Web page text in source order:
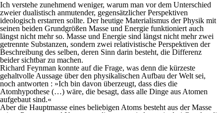
Ich verstehe zunehmend weniger, warum man vor dem Unterschied
zweier dualistisch anmutender, gegensätzlicher Perspektiven
ideologisch erstarren sollte. Der heutige Materialismus der Physik mit
seinen beiden Grundgrößen Masse und Energie funktioniert auch
längst nicht mehr so. Masse und Energie sind längst nicht mehr zwei
getrennte Substanzen, sondern zwei relativistische Perspektiven der
Beschreibung des selben, deren Sinn darin besteht, die Differenz
beider sichtbar zu machen.
Richard Feynman konnte auf die Frage, was denn die kürzeste
gehaltvolle Aussage über den physikalischen Aufbau der Welt sei,
noch antworten : »Ich bin davon überzeugt, dass dies die
Atomhypothese (…) wäre, die besagt, dass alle Dinge aus Atomen
aufgebaut sind.«
Aber die Hauptmasse eines beliebigen Atoms besteht aus der Masse